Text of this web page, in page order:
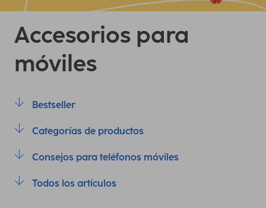
Accesorios para
móviles
Bestseller
Categorías de productos
Consejos para teléfonos móviles
Todos los artículos